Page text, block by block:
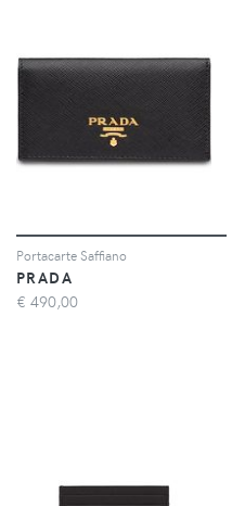
Portacarte Saffiano
PRADA
€ 490,00